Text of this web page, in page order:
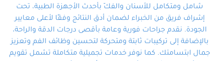
في أيد أمينة تلبي احتياجاتك بكل
احترافية ودقة.
شامل ومتكامل للأسنان والفكّ بأحدث الأجهزة الطبية، تحت
إشراف فريق من الخبراء لضمان أدق النتائج وفقًا لأعلى معايير
الجودة. نقدم جراحات فورية وعامة بأقصى درجات الدقة والراحة،
بالإضافة إلى تركيبات ثابتة ومتحركة لتحسين وظائف الفم وتعزيز
جمال ابتسامتك. كما نوفر خدمات تجميلية متكاملة تشمل تقويم